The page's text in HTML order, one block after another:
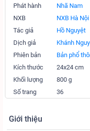
Phát hành
Nhã Nam
NXB
NXB Hà Nội
Tác giả
Hồ Nguyệt
Dịch giả
Khánh
Phiên bản
Bản phổ
Kích thước
24x24 cm
Khối lượng
800 g
Số trang
36
Giới thiệu